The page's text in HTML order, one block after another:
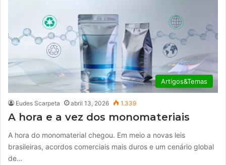
Artigos&Temas
Eudes Scarpeta abril 13, 2026 1.339
A hora e a vez dos monomateriais
A hora do monomaterial chegou. Em meio a novas leis
brasileiras, acordos comerciais mais duros e um cenário global
de…